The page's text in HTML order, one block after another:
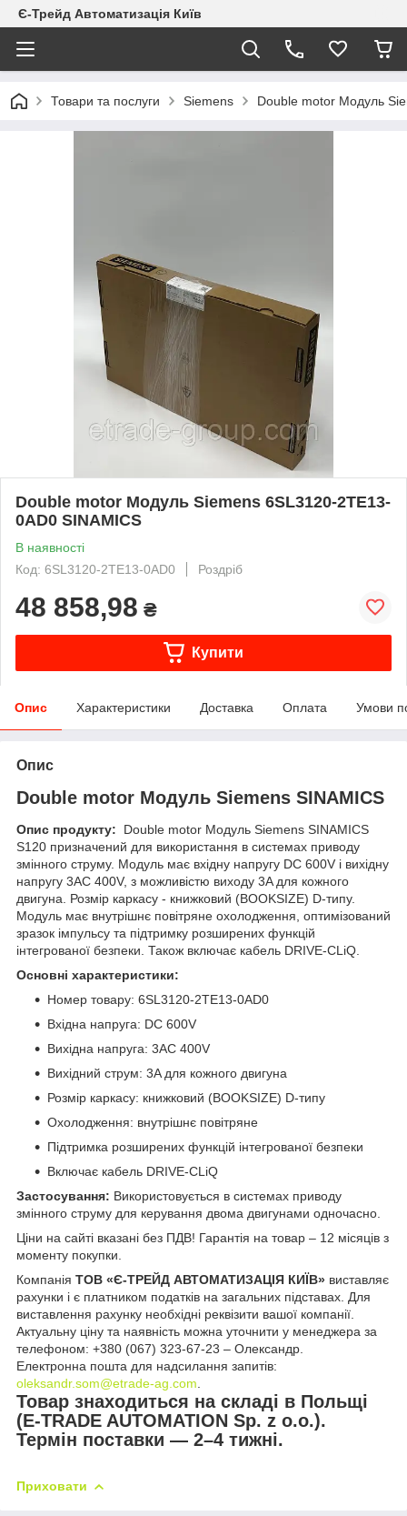
Є-Трейд Автоматизація Київ
Товари та послуги Siemens Double motor Модуль
Double motor Модуль Siemens 6SL3120-2TE13-
0AD0 SINAMICS
В наявності
Код: 6SL3120-2TE13-0AD0
Роздріб
48 858,98 ₴
Купити
Опис Характеристики Доставка Оплата Умови
Опис
Double motor Модуль Siemens SINAMICS
Опис продукту: Double motor Модуль Siemens SINAMICS
S120 призначений для використання в системах приводу
змінного струму. Модуль має вхідну напругу DC 600V і вихідну
напругу 3AC 400V, з можливістю виходу 3A для кожного
двигуна. Розмір каркасу - книжковий (BOOKSIZE) D-типу.
Модуль має внутрішнє повітряне охолодження, оптимізований
зразок імпульсу та підтримку розширених функцій
інтегрованої безпеки. Також включає кабель DRIVE-CLiQ.
Основні характеристики:
Номер товару: 6SL3120-2TE13-0AD0
Вхідна напруга: DC 600V
Вихідна напруга: 3AC 400V
Вихідний струм: 3A для кожного двигуна
Розмір каркасу: книжковий (BOOKSIZE) D-типу
Охолодження: внутрішнє повітряне
Підтримка розширених функцій інтегрованої безпеки
Включає кабель DRIVE-CLiQ
Застосування: Використовується в системах приводу
змінного струму для керування двома двигунами одночасно.
Ціни на сайті вказані без ПДВ! Гарантія на товар – 12 місяців з
моменту покупки.
Компанія ТОВ «Є-ТРЕЙД АВТОМАТИЗАЦІЯ КИЇВ» виставляє
рахунки і є платником податків на загальних підставах. Для
виставлення рахунку необхідні реквізити вашої компанії.
Актуальну ціну та наявність можна уточнити у менеджера за
телефоном: +380 (067) 323-67-23 – Олександр.
Електронна пошта для надсилання запитів:
oleksandr.som@etrade-ag.com.
Товар знаходиться на складі в Польщі
(E-TRADE AUTOMATION Sp. z o.o.).
Термін поставки — 2–4 тижні.
Приховати